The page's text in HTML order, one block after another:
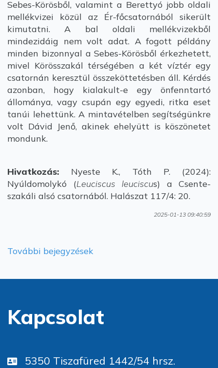
Sebes-Körösből, valamint a Berettyó jobb oldali
mellékvizei közül az Ér-főcsatornából sikerült
kimutatni. A bal oldali mellékvizekből
mindezidáig nem volt adat. A fogott példány
minden bizonnyal a Sebes-Körösből érkezhetett,
mivel Körösszakál térségében a két víztér egy
csatornán keresztül összeköttetésben áll. Kérdés
azonban, hogy kialakult-e egy önfenntartó
állománya, vagy csupán egy egyedi, ritka eset
tanúi lehettünk. A mintavételben segítségünkre
volt Dávid Jenő, akinek ehelyütt is köszönetet
mondunk.
Hivatkozás: Nyeste K., Tóth P. (2024):
Nyúldomolykó (Leuciscus leuciscus) a Csente-
szakáli alsó csatornából. Halászat 117/4: 20.
2025-01-13 09:40:59
További bejegyzések
Kapcsolat
5350 Tiszafüred 1442/54 hrsz.